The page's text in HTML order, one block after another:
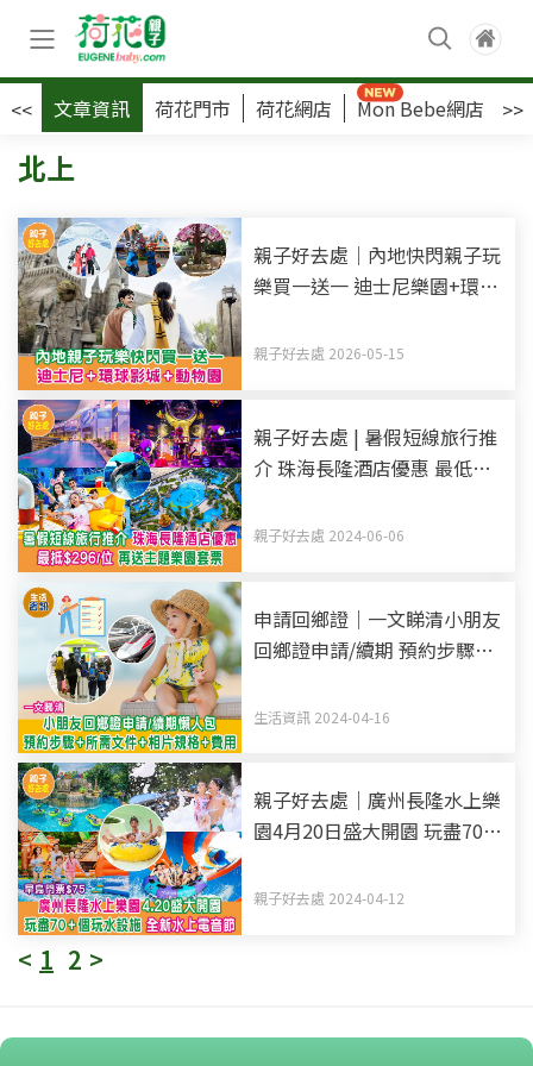
<< 文章資訊 荷花門市 荷花網店 Mon Bebe網店 >>
北上
親子好去處｜內地快閃親子玩
樂買一送一 迪士尼樂園+環球
親子好去處 2026-05-15
親子好去處 | 暑假短線旅行推
介 珠海長隆酒店優惠 最低
親子好去處 2024-06-06
申請回鄉證｜一文睇清小朋友
回鄉證申請/續期 預約步驟
生活資訊 2024-04-16
親子好去處｜廣州長隆水上樂
園4月20日盛大開園 玩盡70多
音節 早鳥門票$75
親子好去處 2024-04-12
< 1 2 >